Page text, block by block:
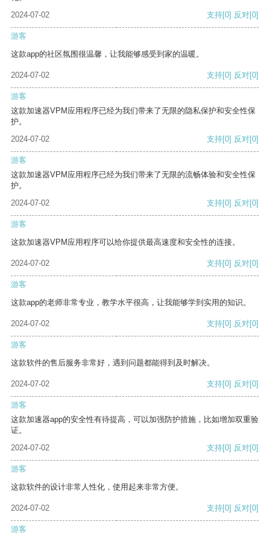
2024-07-02
支持[0] 反对[0]
游客
这款app的社区氛围很温馨，让我能够感受到家的温暖。
2024-07-02 支持[0] 反对[0]
游客
这款加速器VPM应用程序已经为我们带来了无限的隐私保护和安全性保
护。
2024-07-02
支持[0] 反对[0]
游客
这款加速器VPM应用程序已经为我们带来了无限的流畅体验和安全性保
护。
2024-07-02
支持[0] 反对[0]
游客
这款加速器VPM应用程序可以给你提供最高速度和安全性的连接。
2024-07-02 支持[0] 反对[0]
游客
这款app的老师非常专业，教学水平很高，让我能够学到实用的知识。
2024-07-02 支持[0] 反对[0]
游客
这款软件的售后服务非常好，遇到问题都能得到及时解决。
2024-07-02 支持[0] 反对[0]
游客
这款加速器app的安全性有待提高，可以加强防护措施，比如增加双重验
证。
2024-07-02
支持[0] 反对[0]
游客
这款软件的设计非常人性化，使用起来非常方便。
2024-07-02 支持[0] 反对[0]
游客